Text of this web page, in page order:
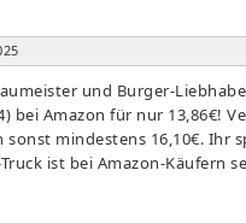
und Burger-
bei Amazon für nur 13,86€!
sonst mindestens 16,10€. Ihr
ist bei Amazon-Käufern